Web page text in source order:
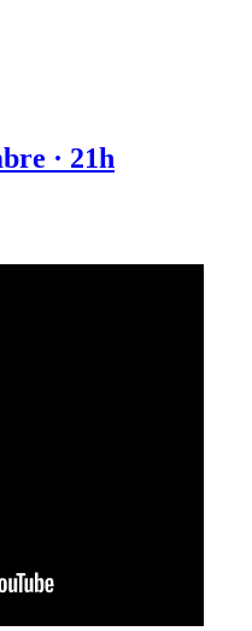
· 21h